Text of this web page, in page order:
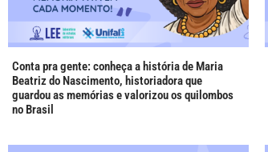
Conta pra gente: conheça a história de Maria
Beatriz do Nascimento, historiadora que
guardou as memórias e valorizou os quilombos
no Brasil